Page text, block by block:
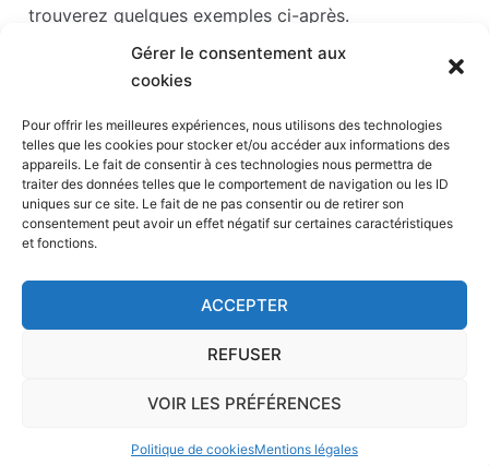
Gérer le consentement aux
cookies
Pour offrir les meilleures expériences, nous utilisons des technologies
telles que les cookies pour stocker et/ou accéder aux informations des
appareils. Le fait de consentir à ces technologies nous permettra de
traiter des données telles que le comportement de navigation ou les ID
uniques sur ce site. Le fait de ne pas consentir ou de retirer son
consentement peut avoir un effet négatif sur certaines caractéristiques
et fonctions.
ACCEPTER
REFUSER
VOIR LES PRÉFÉRENCES
Politique de cookiesMentions légales
trouverez quelques exemples ci-après.
Les points d'intérêts sont généralement bien
desservis en matière de transports. Si vous cliquez
sur l'un des liens ci-dessous, vous en saurez plus
sur l'accessibilité en taxi et la proximité des
stations de taxis du point d'intérêt en question.
Stade Paris la défense arena(24 km)
Hippodrome de Saint-Cloud(25 km)
Centre aquatique de Neuilly-sur-Seine
Hippodrome Paris-Longchamp
légales-A propos